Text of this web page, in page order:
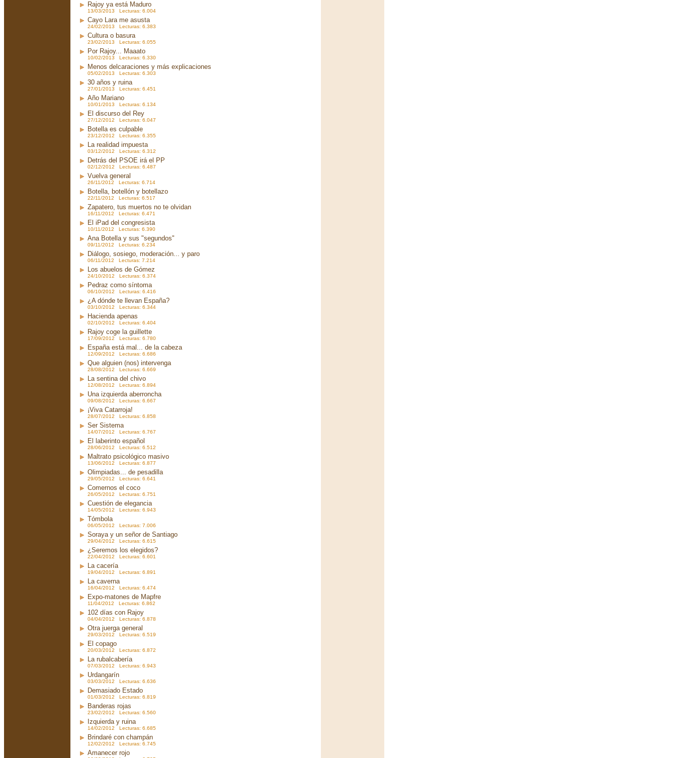
Rajoy ya está Maduro
13/03/2013 Lecturas: 6.004
Cayo Lara me asusta
24/02/2013 Lecturas: 6.383
Cultura o basura
23/02/2013 Lecturas: 6.055
Por Rajoy... Maaato
10/02/2013 Lecturas: 6.330
Menos delcaraciones y más explicaciones
05/02/2013 Lecturas: 6.303
30 años y ruina
27/01/2013 Lecturas: 6.451
Año Mariano
10/01/2013 Lecturas: 6.134
El discurso del Rey
27/12/2012 Lecturas: 6.047
Botella es culpable
23/12/2012 Lecturas: 6.355
La realidad impuesta
03/12/2012 Lecturas: 6.312
Detrás del PSOE irá el PP
02/12/2012 Lecturas: 6.487
Vuelva general
26/11/2012 Lecturas: 6.714
Botella, botellón y botellazo
22/11/2012 Lecturas: 6.517
Zapatero, tus muertos no te olvidan
16/11/2012 Lecturas: 6.471
El iPad del congresista
10/11/2012 Lecturas: 6.390
Ana Botella y sus "segundos"
09/11/2012 Lecturas: 6.234
Diálogo, sosiego, moderación... y paro
06/11/2012 Lecturas: 7.214
Los abuelos de Gómez
24/10/2012 Lecturas: 6.374
Pedraz como síntoma
06/10/2012 Lecturas: 6.416
¿A dónde te llevan España?
03/10/2012 Lecturas: 6.344
Hacienda apenas
02/10/2012 Lecturas: 6.404
Rajoy coge la guillette
17/09/2012 Lecturas: 6.780
España está mal... de la cabeza
12/09/2012 Lecturas: 6.686
Que alguien (nos) intervenga
28/08/2012 Lecturas: 6.669
La sentina del chivo
12/08/2012 Lecturas: 6.894
Una izquierda aberroncha
09/08/2012 Lecturas: 6.667
¡Viva Catarroja!
28/07/2012 Lecturas: 6.858
Ser Sistema
14/07/2012 Lecturas: 6.767
El laberinto español
28/06/2012 Lecturas: 6.512
Maltrato psicológico masivo
13/06/2012 Lecturas: 6.877
Olimpiadas... de pesadilla
29/05/2012 Lecturas: 6.641
Comernos el coco
26/05/2012 Lecturas: 6.751
Cuestión de elegancia
14/05/2012 Lecturas: 6.943
Tómbola
06/05/2012 Lecturas: 7.006
Soraya y un señor de Santiago
29/04/2012 Lecturas: 6.615
¿Seremos los elegidos?
22/04/2012 Lecturas: 6.601
La cacería
19/04/2012 Lecturas: 6.891
La caverna
16/04/2012 Lecturas: 6.474
Expo-matones de Mapfre
11/04/2012 Lecturas: 6.862
102 días con Rajoy
04/04/2012 Lecturas: 6.878
Otra juerga general
29/03/2012 Lecturas: 6.519
El copago
20/03/2012 Lecturas: 6.872
La rubalcabería
07/03/2012 Lecturas: 6.943
Urdangarín
03/03/2012 Lecturas: 6.636
Demasiado Estado
01/03/2012 Lecturas: 6.819
Banderas rojas
23/02/2012 Lecturas: 6.560
Izquierda y ruina
14/02/2012 Lecturas: 6.685
Brindaré con champán
12/02/2012 Lecturas: 6.745
Amanecer rojo